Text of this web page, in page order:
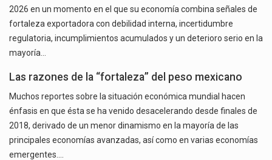
2026 en un momento en el que su economía combina señales de
fortaleza exportadora con debilidad interna, incertidumbre
regulatoria, incumplimientos acumulados y un deterioro serio en la
mayoría…
Las razones de la “fortaleza” del peso mexicano
Muchos reportes sobre la situación económica mundial hacen
énfasis en que ésta se ha venido desacelerando desde finales de
2018, derivado de un menor dinamismo en la mayoría de las
principales economías avanzadas, así como en varias economías
emergentes.…